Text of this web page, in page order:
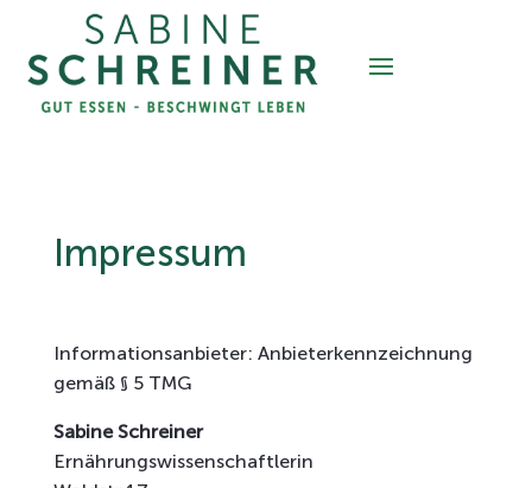
Impressum
Informationsanbieter: Anbieterkennzeichnung
gemäß § 5 TMG
Sabine Schreiner
Ernährungswissenschaftlerin